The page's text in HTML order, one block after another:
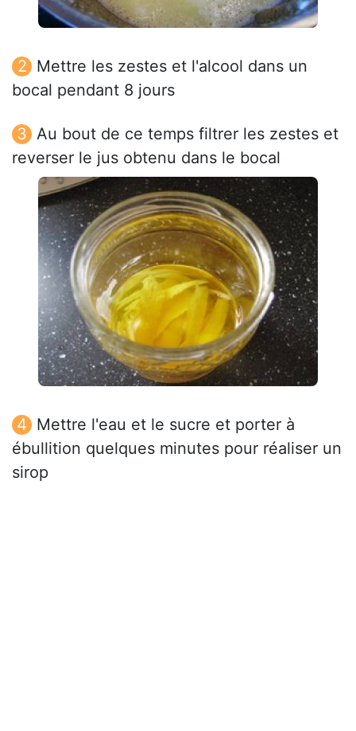
Mettre les zestes et l'alcool dans un
bocal pendant 8 jours
Au bout de ce temps filtrer les zestes et
reverser le jus obtenu dans le bocal
Mettre l'eau et le sucre et porter à
ébullition quelques minutes pour réaliser un
sirop